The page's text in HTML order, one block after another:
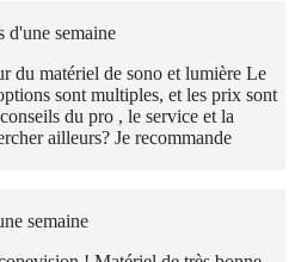
d'une semaine
du matériel de sono et lumière Le
sont multiples, et les prix sont
du pro , le service et la
ailleurs? Je recommande
semaine